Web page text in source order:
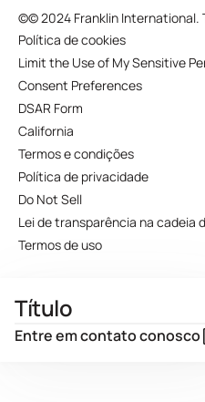
©© 2024 Franklin International.
Política de cookies
Limit the Use of My Sensitive
Consent Preferences
DSAR Form
California
Termos e condições
Política de privacidade
Do Not Sell
Lei de transparência na cadeia
Termos de uso
Título
Entre em contato conosco